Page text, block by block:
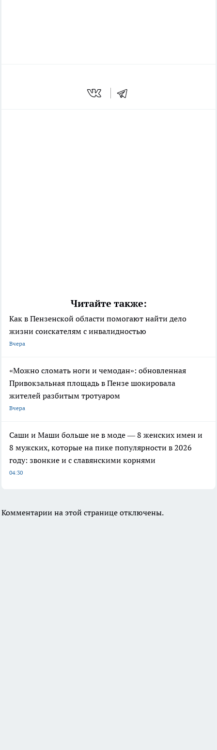
Читайте также:
Как в Пензенской области помогают найти дело
жизни соискателям с инвалидностью
Вчера
«Можно сломать ноги и чемодан»: обновленная
Привокзальная площадь в Пензе шокировала
жителей разбитым тротуаром
Вчера
Саши и Маши больше не в моде — 8 женских имен и
8 мужских, которые на пике популярности в 2026
году: звонкие и с славянскими корнями
04:30
Комментарии на этой странице отключены.